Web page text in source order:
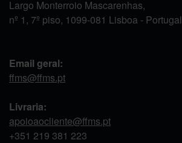
Largo Monterroio Mascarenhas,
nº 1, 7º piso, 1099-081 Lisboa - Portugal
Email geral:
ffms@ffms.pt
Livraria:
apoioaocliente@ffms.pt
+351 219 381 223